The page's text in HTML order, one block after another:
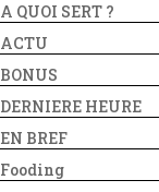
A QUOI SERT ?
ACTU
BONUS
DERNIERE HEURE
EN BREF
Fooding